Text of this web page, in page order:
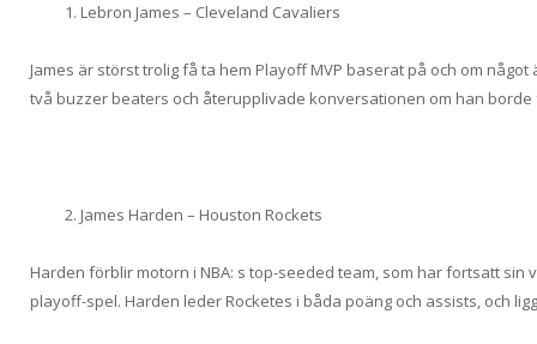
Lebron James – Cleveland Cavaliers
James är störst trolig få ta hem Playoff MVP baserat på och om
två buzzer beaters och återupplivade konversationen om han borde
James Harden – Houston Rockets
Harden förblir motorn i NBA: s top-seeded team, som har fortsatt sin
playoff-spel. Harden leder Rocketes i båda poäng och assists, och